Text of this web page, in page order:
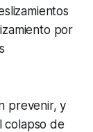
por
prevenir, y
colapso de